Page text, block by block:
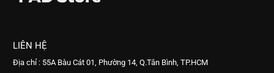
LIÊN HỆ
Địa chỉ : 55A Bàu Cát 01, Phường 14, Q.Tân Bình, TP.HCM